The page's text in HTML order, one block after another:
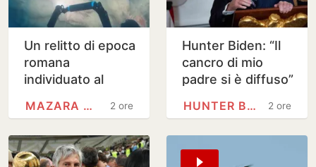
Un relitto di epoca
romana
individuato al
del Vallo
2 ore
MAZARA DEL VALLO
Hunter Biden: “Il
cancro di mio
padre si è diffuso”
2 ore
HUNTER BIDEN